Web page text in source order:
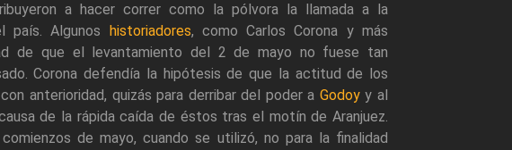
a hacer correr como la pólvora la llamada a la
Algunos historiadores, como Carlos Corona y más
de que el levantamiento del 2 de mayo no fuese tan
Corona defendía la hipótesis de que la actitud de los
anterioridad, quizás para derribar del poder a Godoyy al
de la rápida caída de éstos tras el motín de Aranjuez.
de mayo, cuando se utilizó, no para la finalidad